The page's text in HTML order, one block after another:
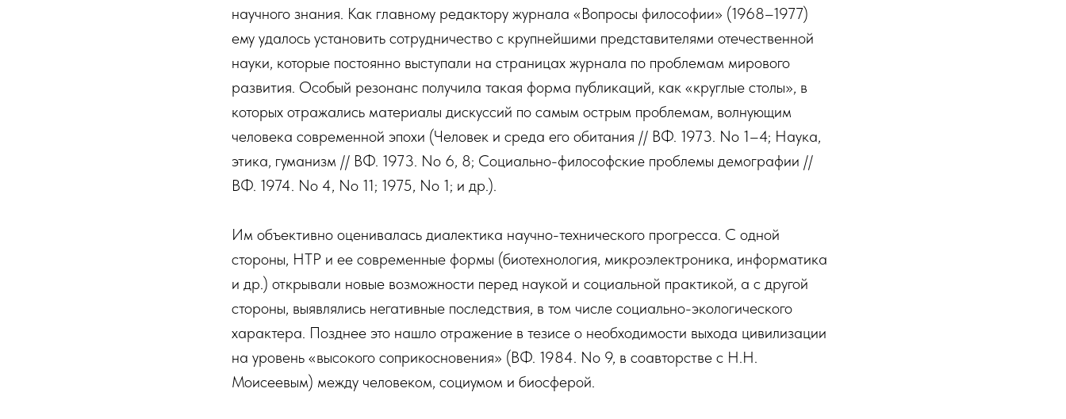
научного знания. Как главному редактору журнала «Вопросы философии» (1968–1977)
ему удалось установить сотрудничество с крупнейшими представителями отечественной
науки, которые постоянно выступали на страницах журнала по проблемам мирового
развития. Особый резонанс получила такая форма публикаций, как «круглые столы», в
которых отражались материалы дискуссий по самым острым проблемам, волнующим
человека современной эпохи (Человек и среда его обитания // ВФ. 1973. No 1–4; Наука,
этика, гуманизм // ВФ. 1973. No 6, 8; Социально-философские проблемы демографии //
ВФ. 1974. No 4, No 11; 1975, No 1; и др.).
Им объективно оценивалась диалектика научно-технического прогресса. С одной
стороны, НТР и ее современные формы (биотехнология, микроэлектроника, информатика
и др.) открывали новые возможности перед наукой и социальной практикой, а с другой
стороны, выявлялись негативные последствия, в том числе социально-экологического
характера. Позднее это нашло отражение в тезисе о необходимости выхода цивилизации
на уровень «высокого соприкосновения» (ВФ. 1984. No 9, в соавторстве с Н.Н.
Моисеевым) между человеком, социумом и биосферой.